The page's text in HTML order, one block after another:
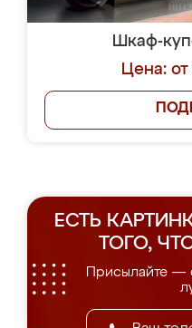
Шкаф-
Цена:
ЕСТЬ
ТОГО,
Присылайте —